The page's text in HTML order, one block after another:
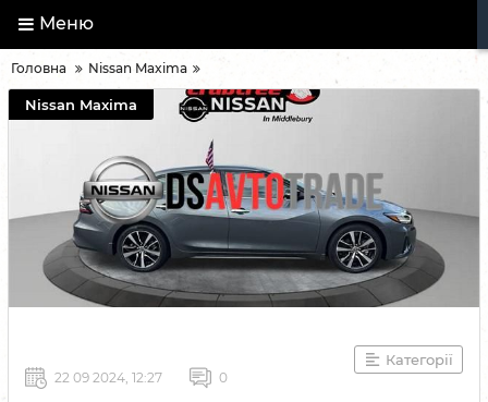
Меню
Головна Nissan Maxima
Nissan Maxima
Категорії
22 09 2024, 12:27 0